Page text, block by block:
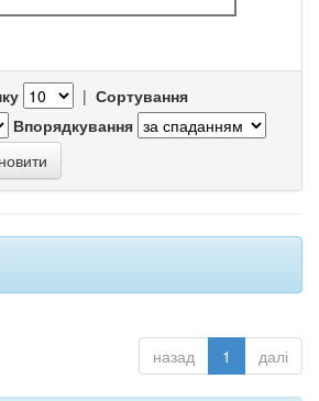
| Сортування
Впорядкування
назад 1 далі